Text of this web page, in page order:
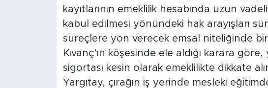
kayıtlarının emeklilik hesabında uzun
kabul edilmesi yönündeki hak arayışları
süreçlere yön verecek emsal niteliğinde
Kıvanç’ın köşesinde ele aldığı karara
sigortası kesin olarak emeklilikte dikkate
Yargıtay, çırağın iş yerinde mesleki